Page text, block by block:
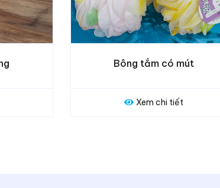
có mút
chi tiết
Bông tắm
Xem chi tiết